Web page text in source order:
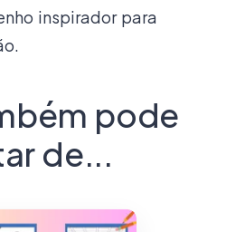
inspirador para
pode
de...